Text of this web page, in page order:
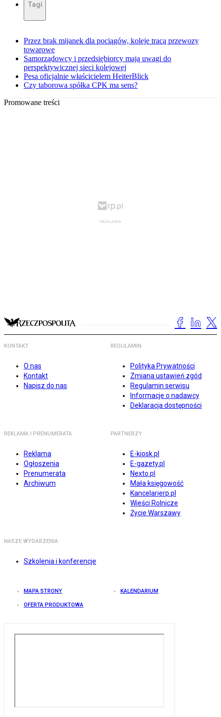
Tagi
Przez brak mijanek dla pociągów, koleje tracą przewozy
towarowe
Samorządowcy i przedsiębiorcy mają uwagi do
perspektywicznej sieci kolejowej
Pesa oficjalnie właścicielem HeiterBlick
Czy taborowa spółka CPK ma sens?
Promowane treści
KONTAKT
O nas
Kontakt
Napisz do nas
REGULAMIN
Polityka Prywatności
Zmiana ustawień zgód
Regulamin serwisu
Informacje o nadawcy
Deklaracja dostępności
REKLAMA I PRENUMERATA
Reklama
Ogłoszenia
Prenumerata
Archiwum
PARTNERZY
E-kiosk.pl
E-gazety.pl
Nexto.pl
Mała księgowość
Kancelarierp.pl
Wieści Rolnicze
Życie Warszawy
NASZE WYDARZENIA
Szkolenia i konferencje
MAPA STRONY KALENDARIUM
OFERTA PRODUKTOWA